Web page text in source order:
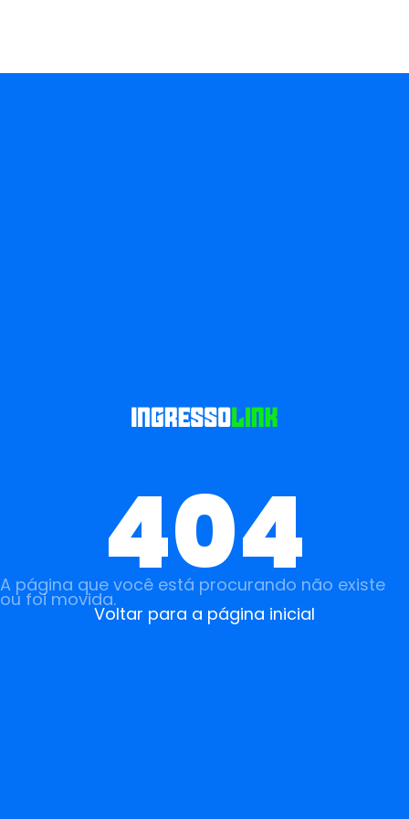
404
A página que você está procurando não existe
ou foi movida.
Voltar para a página inicial